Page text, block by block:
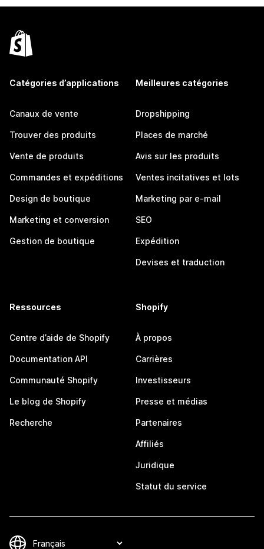
Catégories d’applications
Canaux de vente
Trouver des produits
Vente de produits
Commandes et expéditions
Design de boutique
Marketing et conversion
Gestion de boutique
Meilleures catégories
Dropshipping
Places de marché
Avis sur les produits
Ventes incitatives et lots
Marketing par e-mail
SEO
Expédition
Devises et traduction
Ressources
Centre d’aide de Shopify
Documentation API
Communauté Shopify
Le blog de Shopify
Recherche
Shopify
À propos
Carrières
Investisseurs
Presse et médias
Partenaires
Affiliés
Juridique
Statut du service